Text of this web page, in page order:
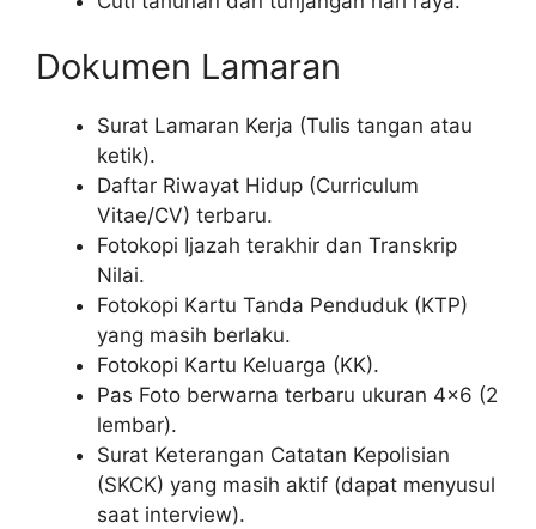
Dokumen Lamaran
Surat Lamaran Kerja (Tulis tangan atau
ketik).
Daftar Riwayat Hidup (Curriculum
Vitae/CV) terbaru.
Fotokopi Ijazah terakhir dan Transkrip
Nilai.
Fotokopi Kartu Tanda Penduduk (KTP)
yang masih berlaku.
Fotokopi Kartu Keluarga (KK).
Pas Foto berwarna terbaru ukuran 4×6 (2
lembar).
Surat Keterangan Catatan Kepolisian
(SKCK) yang masih aktif (dapat menyusul
saat interview).